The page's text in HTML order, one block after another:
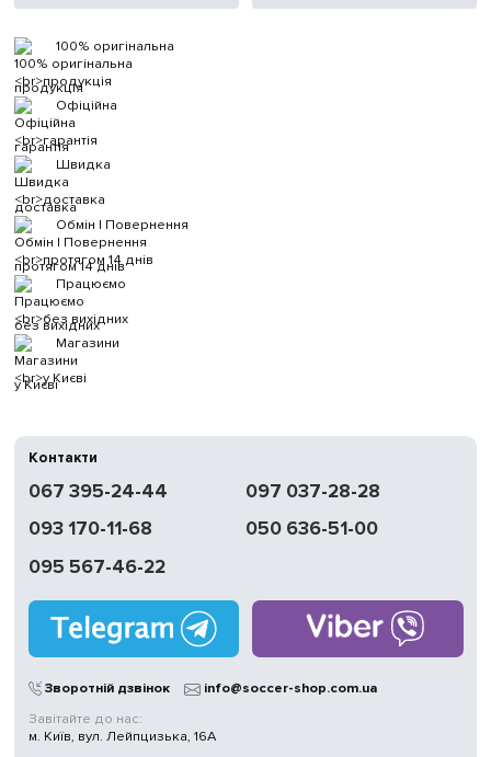
100% оригінальна
продукція
Офіційна
гарантія
Швидка
доставка
Обмін | Повернення
протягом 14 днів
Працюємо
без вихідних
Магазини
у Києві
Контакти
067 395-24-44
097 037-28-28
093 170-11-68
050 636-51-00
095 567-46-22
Зворотній дзвінок
info@soccer-shop.com.ua
Завітайте до нас:
м. Київ, вул. Лейпцизька, 16А